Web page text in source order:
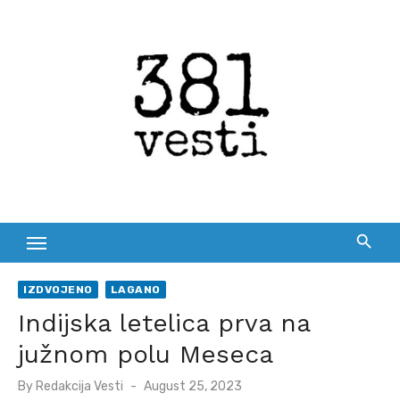
IZDVOJENO LAGANO
Indijska letelica prva na
južnom polu Meseca
By Redakcija Vesti
Posted
August 25, 2023